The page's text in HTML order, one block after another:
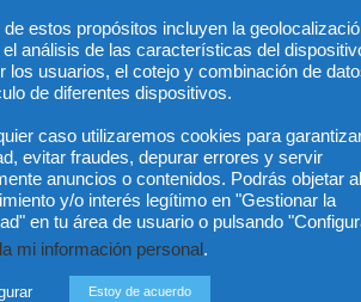
y jóvenes en actividades criminales.
el crimen.
de Colombia
de estos propósitos incluyen la
el análisis de las características del
los usuarios, el cotejo y combinación de
de diferentes dispositivos.
caso utilizaremos cookies para
evitar fraudes, depurar errores y servir
anuncios o contenidos. Podrás objetar al
y/o interés legítimo en "Gestionar la
en tu área de usuario o pulsando
mi información personal .
Estoy de acuerdo